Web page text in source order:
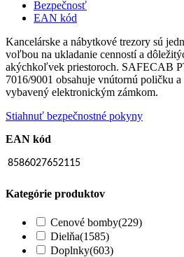
Bezpečnosť
EAN kód
Kancelárske a nábytkové trezory sú
voľbou na ukladanie cenností a
akýchkoľvek priestoroch. SAFECAB
7016/9001 obsahuje vnútornú poličku
vybavený elektronickým zámkom.
Stiahnuť bezpečnostné pokyny
EAN kód
8586027652115
Kategórie produktov
Cenové bomby(229)
Dielňa(1585)
Doplnky(603)